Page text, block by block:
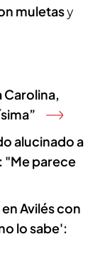
muletasy
Carolina,
alucinado a
"Me parece
Avilés con
lo sabe':